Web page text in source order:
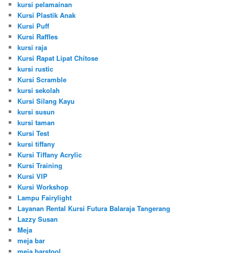
kursi pelamainan
Kursi Plastik Anak
Kursi Puff
Kursi Raffles
kursi raja
Kursi Rapat Lipat Chitose
kursi rustic
Kursi Scramble
kursi sekolah
Kursi Silang Kayu
kursi susun
kursi taman
Kursi Test
kursi tiffany
Kursi Tiffany Acrylic
Kursi Training
Kursi VIP
Kursi Workshop
Lampu Fairylight
Layanan Rental Kursi Futura Balaraja Tangerang
Lazzy Susan
Meja
meja bar